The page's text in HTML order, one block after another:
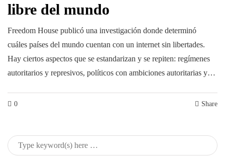
libre del mundo
Freedom House publicó una investigación donde determinó
cuáles países del mundo cuentan con un internet sin libertades.
Hay ciertos aspectos que se estandarizan y se repiten: regímenes
autoritarios y represivos, políticos con ambiciones autoritarias y…
0 Share